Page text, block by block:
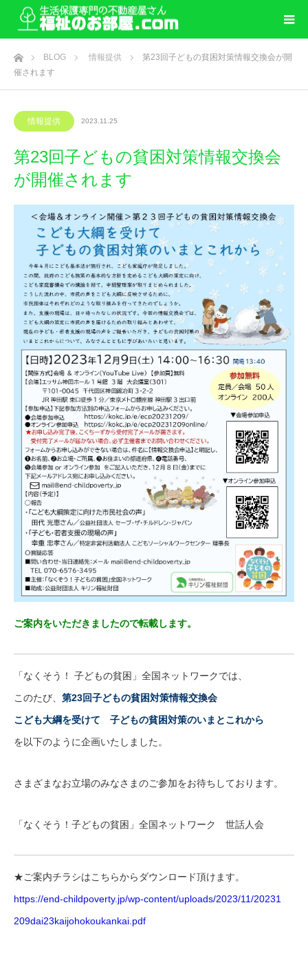
ホームBLOG 情報提供
第23回子どもの貧困対策情報交換会が開
催されます
情報提供 2023.11.25
第23回子どもの貧困対策情報交換会
が開催されます
ご案内をいただきましたので転載します。
「なくそう！ 子どもの貧困」全国ネットワークでは、
このたび、 第23回子どもの貧困対策情報交換会
こども大綱を受けて 子どもの貧困対策のいまとこれから
を以下のように企画いたしました。
さまざまなお立場のみなさまのご参加をお待ちしております。
「なくそう！子どもの貧困」全国ネットワーク 世話人会
★ご案内チラシはこちらからダウンロード頂けます。
https://end-childpoverty.jp/wp-content/uploads/2023/11/20231
209dai23kaijohokoukankai.pdf